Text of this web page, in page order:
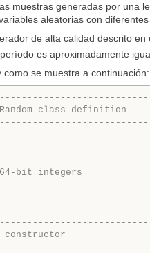
muestras generadas por una
aleatorias con
de alta calidad descrito en
es aproximadamente
como se muestra a continuación:
class definition
bit integers